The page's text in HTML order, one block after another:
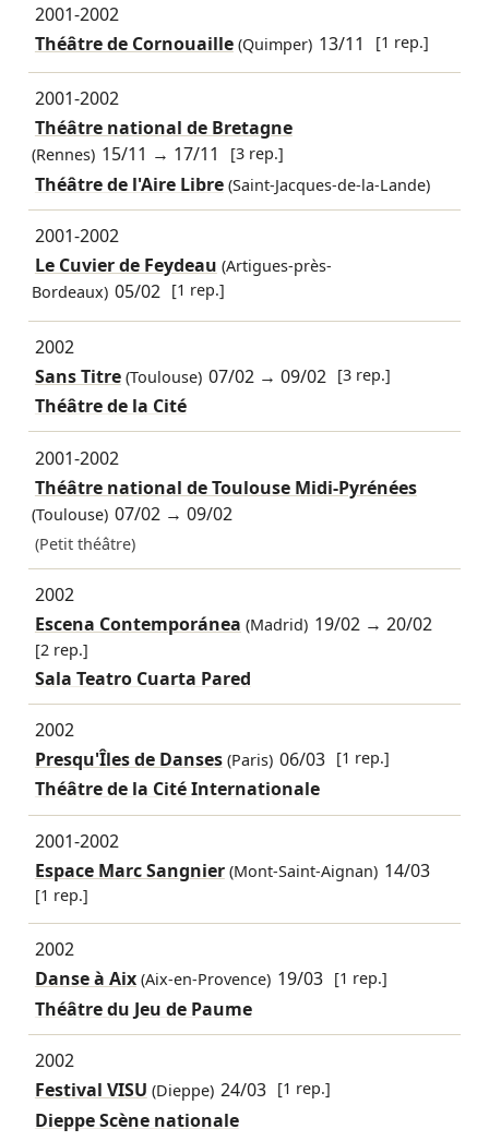
2001-2002
Théâtre de Cornouaille(Quimper) 13/11 [1 rep.]
2001-2002
Théâtre national de Bretagne
(Rennes) 15/11 → 17/11 [3 rep.]
Théâtre de l'Aire Libre (Saint-Jacques-de-la-Lande)
2001-2002
Le Cuvier de Feydeau (Artigues-près-
Bordeaux) 05/02 [1 rep.]
2002
Sans Titre(Toulouse) 07/02 →09/02 [3 rep.]
Théâtre de la Cité
2001-2002
Théâtre national de Toulouse Midi-Pyrénées
(Toulouse) 07/02 →09/02
(Petit théâtre)
2002
Escena Contemporánea (Madrid) 19/02 →20/02
[2 rep.]
Sala Teatro Cuarta Pared
2002
Presqu'Îles de Danses(Paris) 06/03 [1 rep.]
Théâtre de la Cité Internationale
2001-2002
Espace Marc Sangnier(Mont-Saint-Aignan) 14/03
[1 rep.]
2002
Danse à Aix(Aix-en-Provence) 19/03 [1 rep.]
Théâtre du Jeu de Paume
2002
Festival VISU (Dieppe) 24/03 [1 rep.]
Dieppe Scène nationale